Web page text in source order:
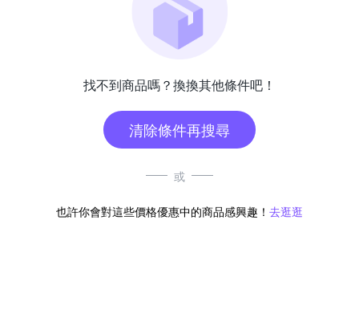
找不到商品嗎？換換其他條件吧！
清除條件再搜尋
或
也許你會對這些價格優惠中的商品感興趣！ 去逛逛